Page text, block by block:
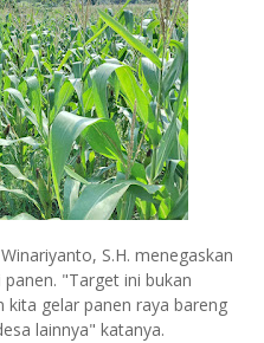
S.H. menegaskan
"Target ini bukan
kita gelar panen raya bareng
lainnya" katanya.